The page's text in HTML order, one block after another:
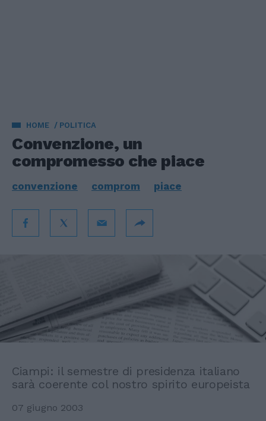
HOME POLITICA
Convenzione, un
compromesso che piace
convenzione comprom piace
Ciampi: il semestre di presidenza italiano
sarà coerente col nostro spirito europeista
07 giugno 2003